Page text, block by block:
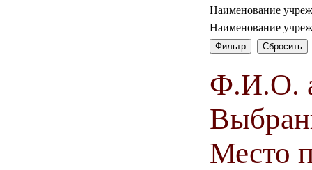
Наименование
Наименование
Ф.И.О.
Место